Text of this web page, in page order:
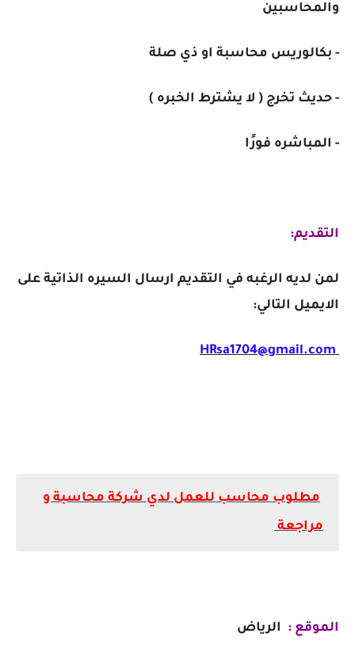
والمحاسبين
- بكالوريس محاسبة او ذي صلة
- حديث تخرج ( لا يشترط الخبره )
- المباشره فورًا
التقديم:
لمن لديه الرغبه في التقديم ارسال السيره الذاتية على
الايميل التالي:
HRsa1704@gmail.com
مطلوب محاسب للعمل لدي شركة محاسبة و
مراجعة
الموقع : الرياض